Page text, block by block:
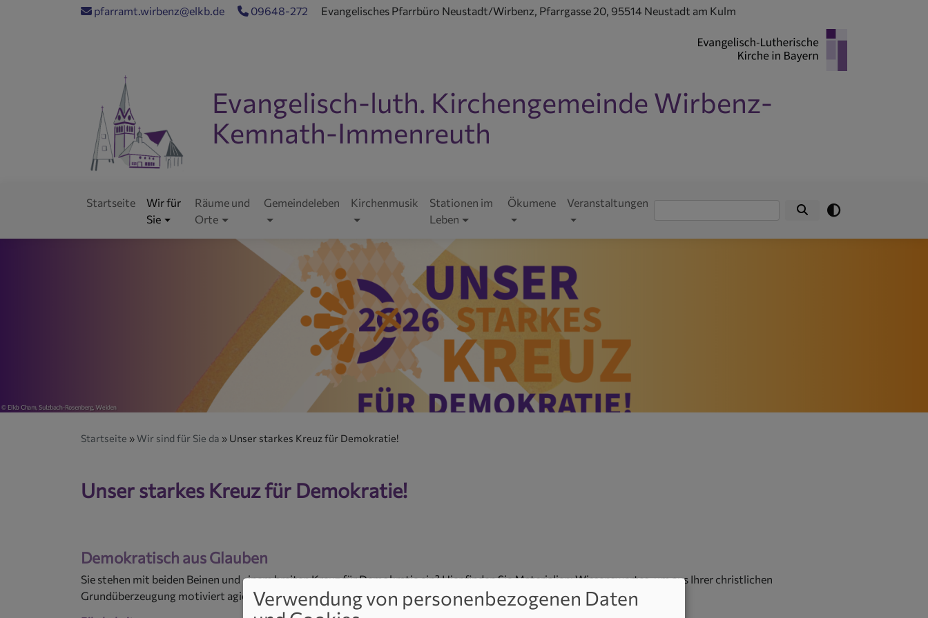
pfarramt.wirbenz@elkb.de 09648-272 Evangelisches Pfarrbüro Neustadt/Wirbenz, Pfarrgasse 20, 95514 Neustadt am Kulm
Evangelisch-luth. Kirchengemeinde Wirbenz-
Kemnath-Immenreuth
Hauptnavigation
Startseite
Wir für
Sie
Räume und
Orte
Gemeindeleben Kirchenmusik
Stationen im
Leben
Ökumene VeranstaltungenSuche
Startseite Wir sind für Sie da Unser starkes Kreuz für Demokratie!
Unser starkes Kreuz für Demokratie!
Demokratisch aus Glauben
Sie stehen mit beiden Beinen und einem breiten Kreuz für Demokratie ein? Hier finden Sie Materialien: Wissenswertes, um aus Ihrer christlichen
Grundüberzeugung motiviert agieren und argumentieren zu können.Verwendung von personenbezogenen Daten